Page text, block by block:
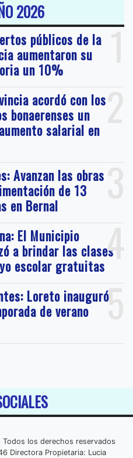
2026
1
públicos de la
aumentaron su
un 10%
2
acordó con los
bonaerenses un
salarial en
3
Avanzan las obras
de 13
en Bernal
4
El Municipio
a brindar las clases
escolar gratuitas
5
Loreto inauguró
de verano
los derechos reservados
Directora Propietaria: Lucia